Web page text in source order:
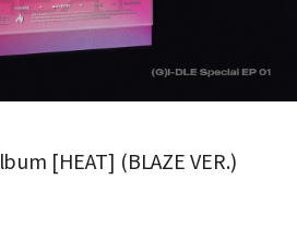
[HEAT] (BLAZE VER.)